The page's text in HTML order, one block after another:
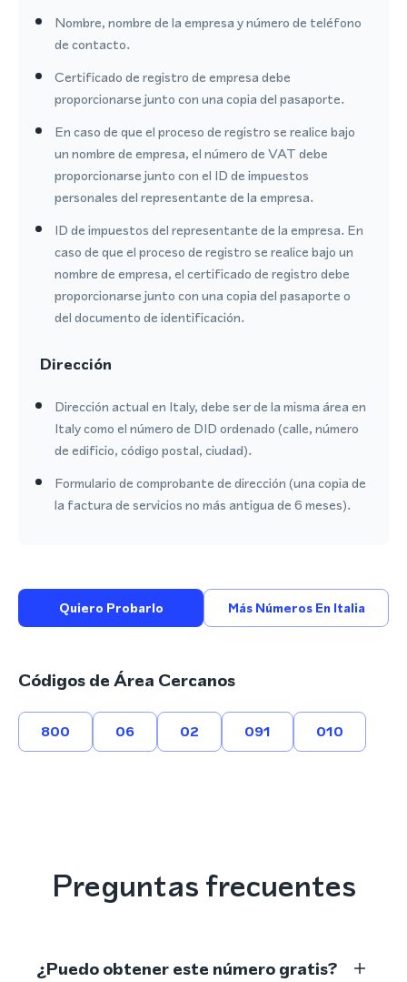
Nombre, nombre de la empresa y número de teléfono
de contacto.
Certificado de registro de empresa debe
proporcionarse junto con una copia del pasaporte.
En caso de que el proceso de registro se realice bajo
un nombre de empresa, el número de VAT debe
proporcionarse junto con el ID de impuestos
personales del representante de la empresa.
ID de impuestos del representante de la empresa. En
caso de que el proceso de registro se realice bajo un
nombre de empresa, el certificado de registro debe
proporcionarse junto con una copia del pasaporte o
del documento de identificación.
Dirección
Dirección actual en Italy, debe ser de la misma área en
Italy como el número de DID ordenado (calle, número
de edificio, código postal, ciudad).
Formulario de comprobante de dirección (una copia de
la factura de servicios no más antigua de 6 meses).
Quiero Probarlo Más Números En Italia
Códigos de Área Cercanos
800 06 02 091 010
Preguntas frecuentes
¿Puedo obtener este número gratis?